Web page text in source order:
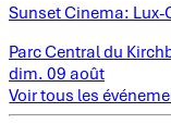
Sunset Cinema: Lux-
Parc Central du
dim. 09 août
Voir tous les